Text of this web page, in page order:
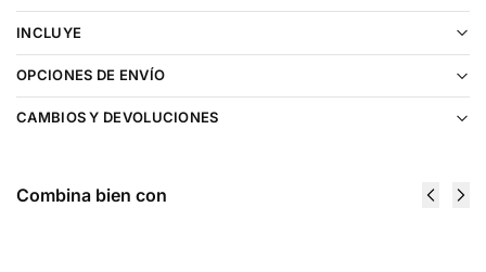
INCLUYE
OPCIONES DE ENVÍO
CAMBIOS Y DEVOLUCIONES
Combina bien con